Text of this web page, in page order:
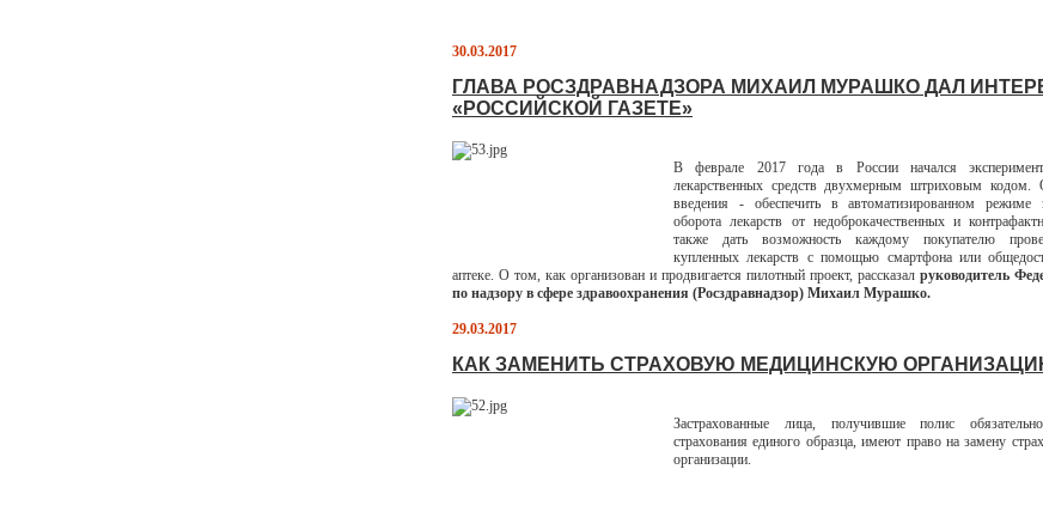
30.03.2017
ГЛАВА РОСЗДРАВНАДЗОРА МИХАИЛ МУРАШКО ДАЛ
«РОССИЙСКОЙ ГАЗЕТЕ»
В феврале 2017 года в России начался
лекарственных средств двухмерным штриховым кодом.
введения - обеспечить в автоматизированном режиме
оборота лекарств от недоброкачественных и
также дать возможность каждому покупателю
купленных лекарств с помощью смартфона или
аптеке. О том, как организован и продвигается пилотный проект, рассказал руководитель
по надзору в сфере здравоохранения (Росздравнадзор) Михаил Мурашко.
29.03.2017
КАК ЗАМЕНИТЬ СТРАХОВУЮ МЕДИЦИНСКУЮ
Застрахованные лица, получившие полис
страхования единого образца, имеют право на замену
организации.